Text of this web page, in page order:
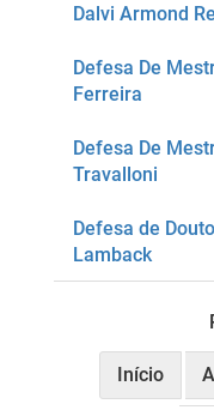
Dalvi Armond
Defesa De
Ferreira
Defesa De
Travalloni
Defesa de
Lamback
Início